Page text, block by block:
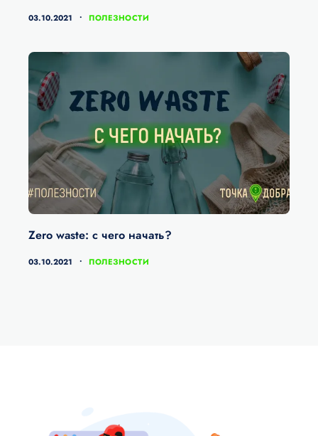
03.10.2021 КАТЕГОРИИ
ПОЛЕЗНОСТИ
Zero waste: с чего начать?
03.10.2021 КАТЕГОРИИ
ПОЛЕЗНОСТИ